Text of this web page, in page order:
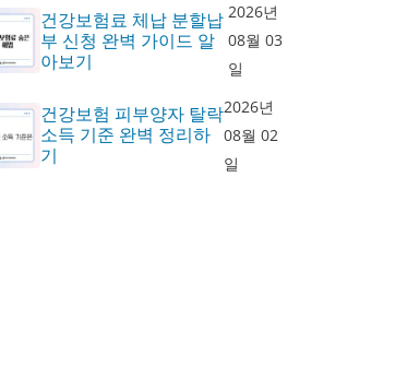
건강보험료 체납 분할납
부 신청 완벽 가이드 알
아보기
2026년
08월 03
일
건강보험 피부양자 탈락
소득 기준 완벽 정리하
기
2026년
08월 02
일